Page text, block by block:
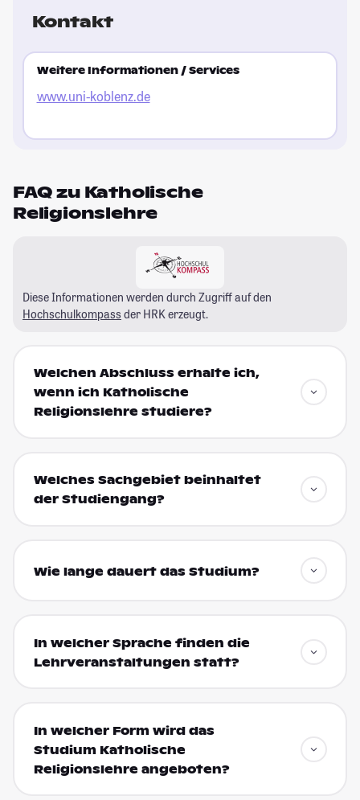
Kontakt
Weitere Informationen / Services
www.uni-koblenz.de
FAQ zu Katholische
Religionslehre
Diese Informationen werden durch Zugriff auf den
Hochschulkompass der HRK erzeugt.
Welchen Abschluss erhalte ich,
wenn ich Katholische
Religionslehre studiere?
Welches Sachgebiet beinhaltet
der Studiengang?
Wie lange dauert das Studium?
In welcher Sprache finden die
Lehrveranstaltungen statt?
In welcher Form wird das
Studium Katholische
Religionslehre angeboten?